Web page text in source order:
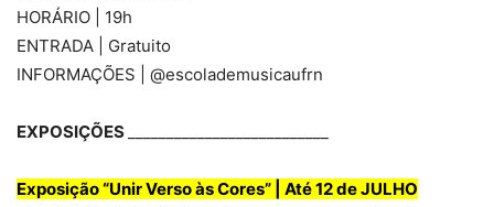
HORÁRIO | 19h
ENTRADA | Gratuito
INFORMAÇÕES | @escolademusicaufrn
EXPOSIÇÕES
Exposição “Unir Verso às Cores” | Até 12 de JULHO